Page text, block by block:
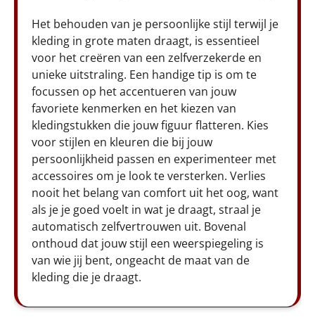
Het behouden van je persoonlijke stijl terwijl je
kleding in grote maten draagt, is essentieel
voor het creëren van een zelfverzekerde en
unieke uitstraling. Een handige tip is om te
focussen op het accentueren van jouw
favoriete kenmerken en het kiezen van
kledingstukken die jouw figuur flatteren. Kies
voor stijlen en kleuren die bij jouw
persoonlijkheid passen en experimenteer met
accessoires om je look te versterken. Verlies
nooit het belang van comfort uit het oog, want
als je je goed voelt in wat je draagt, straal je
automatisch zelfvertrouwen uit. Bovenal
onthoud dat jouw stijl een weerspiegeling is
van wie jij bent, ongeacht de maat van de
kleding die je draagt.